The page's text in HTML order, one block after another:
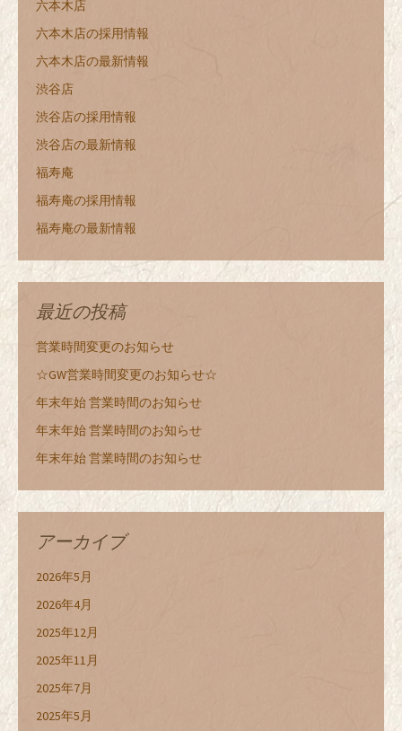
六本木店
六本木店の採用情報
六本木店の最新情報
渋谷店
渋谷店の採用情報
渋谷店の最新情報
福寿庵
福寿庵の採用情報
福寿庵の最新情報
最近の投稿
営業時間変更のお知らせ
☆GW営業時間変更のお知らせ☆
年末年始 営業時間のお知らせ
年末年始 営業時間のお知らせ
年末年始 営業時間のお知らせ
アーカイブ
2026年5月
2026年4月
2025年12月
2025年11月
2025年7月
2025年5月